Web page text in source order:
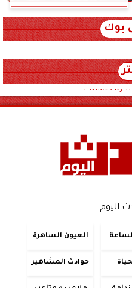
بوك
Tweets by
اليوم
العيون الساهرة
حوادث المشاهير